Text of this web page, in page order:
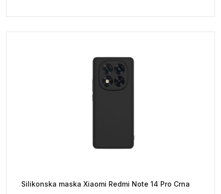
Silikonska maska Xiaomi Redmi Note 14 Pro Crna